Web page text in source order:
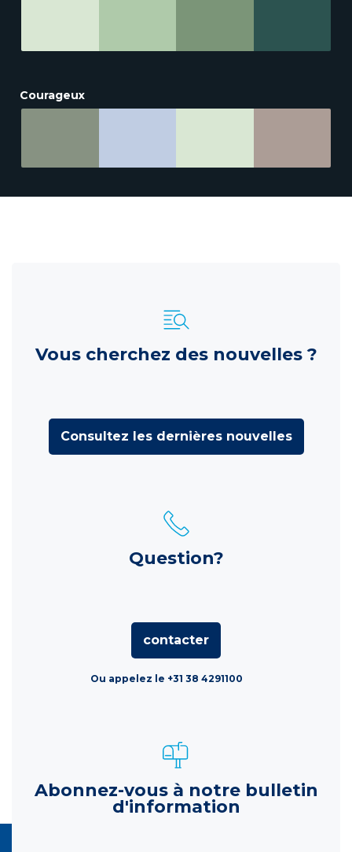
Courageux
Vous cherchez des nouvelles ?
Consultez les dernières nouvelles
Question?
contacter
Ou appelez le +31 38 4291100
Abonnez-vous à notre bulletin
d'information